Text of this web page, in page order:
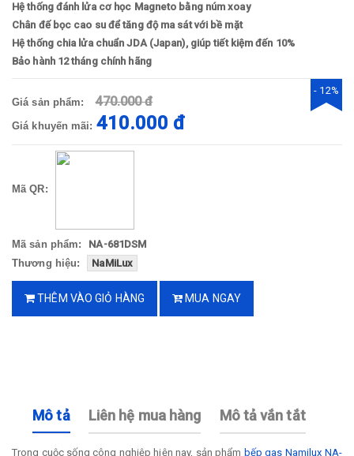
Hệ thống đánh lửa cơ học Magneto bằng núm xoay
Chân đế bọc cao su để tăng độ ma sát với bề mặt
Hệ thống chia lửa chuẩn JDA (Japan), giúp tiết kiệm đến 10%
Bảo hành 12 tháng chính hãng
Giá sản phẩm: 470.000 đ
Giá khuyến mãi: 410.000 đ
- 12%
Mã QR:
Mã sản phẩm:
NA-681DSM
Thương hiệu:
NaMiLux
THÊM VÀO GIỎ HÀNG MUA NGAY
Mô tả Liên hệ mua hàng Mô tả vắn tắt
Trong cuộc sống công nghiệp hiện nay, sản phẩm bếp gas Namilux NA-